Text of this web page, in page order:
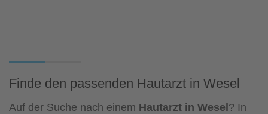
Finde den passenden Hautarzt in Wesel
Auf der Suche nach einem Hautarzt in Wesel? In